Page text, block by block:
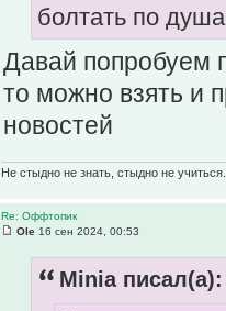
болтать по
Давай попробуем
то можно взять и
новостей
Не стыдно не знать, стыдно не
Re: Оффтопик
Ole 16 сен 2024, 00:53
Minia писал(а):